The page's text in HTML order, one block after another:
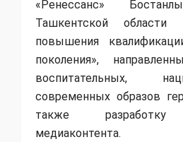
«Ренессанс»
Ташкентской области
повышения
поколения»,
воспитательных,
современных образов
также разработку
медиаконтента.